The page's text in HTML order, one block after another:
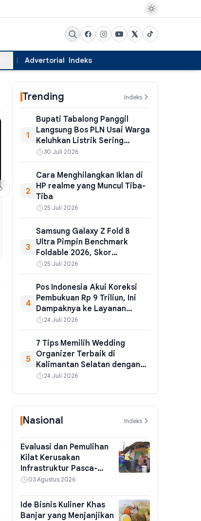
Advertorial Indeks
PEMERINTAHAN
BMKG: Bibit Siklon Tropis 94W
Ringan Guyur Bandung dan
Medan
04 Agustus 2026
Trending Indeks
1
Bupati Tabalong Panggil
Langsung Bos PLN Usai Warga
Keluhkan Listrik Sering
Padam – Begini Kronologi
Gangguan di Tiga
Pembangkit
30 Juli 2026
2
Cara Menghilangkan Iklan di
HP realme yang Muncul Tiba-
Tiba
25 Juli 2026
3
Samsung Galaxy Z Fold 8
Ultra Pimpin Benchmark
Foldable 2026, Skor
Geekbench Tembus 3.733
25 Juli 2026
4
Pos Indonesia Akui Koreksi
Pembukuan Rp 9 Triliun, Ini
Dampaknya ke Layanan
Publik
24 Juli 2026
5
7 Tips Memilih Wedding
Organizer Terbaik di
Kalimantan Selatan dengan
Paket Hemat untuk Resepsi
24 Juli 2026
Nasional Indeks
Evaluasi dan Pemulihan
Kilat Kerusakan
Infrastruktur Pasca-
Banjir Padang
03 Agustus 2026
Ide Bisnis Kuliner Khas
Banjar yang Menjanjikan